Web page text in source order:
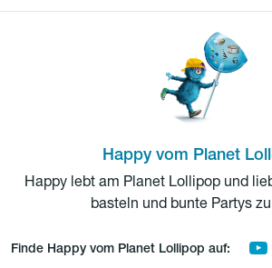
Happy vom Planet
Happy lebt am Planet Lollipop und
basteln und bunte Partys
Finde Happy vom Planet Lollipop auf: